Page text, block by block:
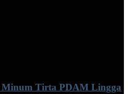
Tirta PDAM Lingga